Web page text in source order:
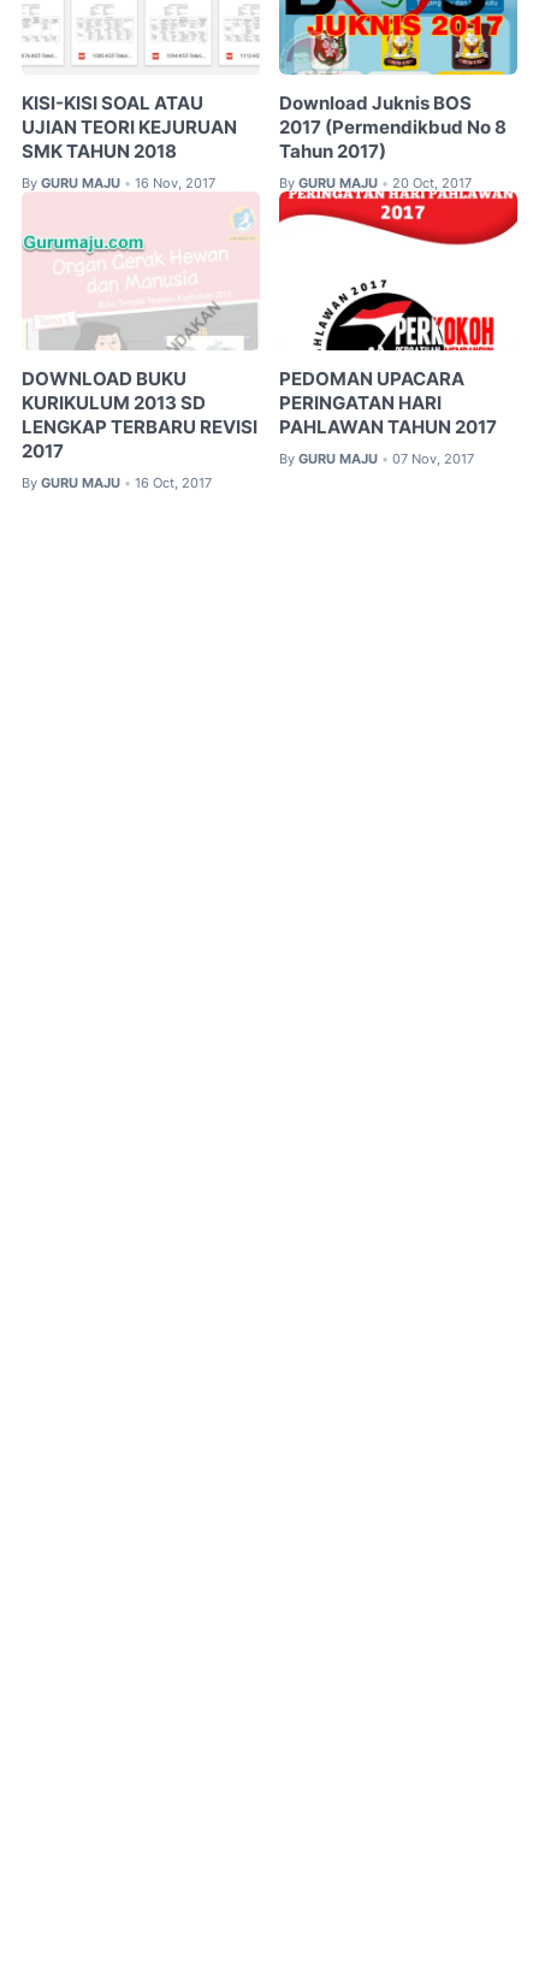
KISI-KISI SOAL ATAU
UJIAN TEORI KEJURUAN
SMK TAHUN 2018
By GURU MAJU • 16 Nov, 2017
Download Juknis BOS
2017 (Permendikbud No 8
Tahun 2017)
By GURU MAJU • 20 Oct, 2017
DOWNLOAD BUKU
KURIKULUM 2013 SD
LENGKAP TERBARU REVISI
2017
By GURU MAJU • 16 Oct, 2017
PEDOMAN UPACARA
PERINGATAN HARI
PAHLAWAN TAHUN 2017
By GURU MAJU • 07 Nov, 2017